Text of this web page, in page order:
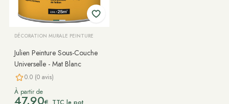
DÉCORATION MURALE PEINTURE
Julien Peinture Sous-Couche
Universelle - Mat Blanc
0.0 (0 avis)
À partir de
47.90